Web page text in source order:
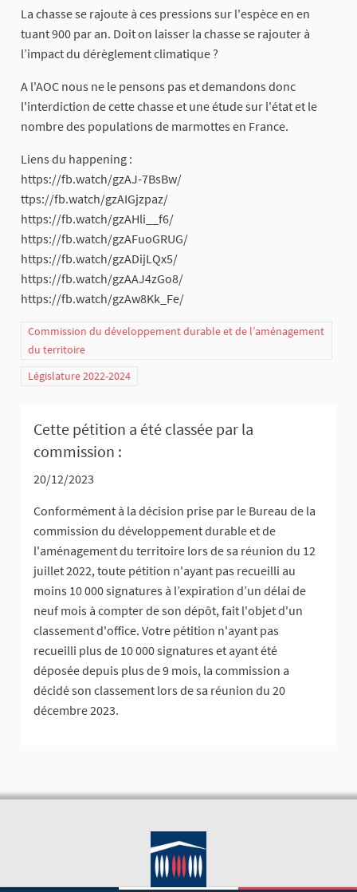
La chasse se rajoute à ces pressions sur l'espèce en en
tuant 900 par an. Doit on laisser la chasse se rajouter à
l’impact du dérèglement climatique ?
A l'AOC nous ne le pensons pas et demandons donc
l'interdiction de cette chasse et une étude sur l'état et le
nombre des populations de marmottes en France.
Liens du happening :
https://fb.watch/gzAJ-7BsBw/
ttps://fb.watch/gzAIGjzpaz/
https://fb.watch/gzAHli__f6/
https://fb.watch/gzAFuoGRUG/
https://fb.watch/gzADijLQx5/
https://fb.watch/gzAAJ4zGo8/
https://fb.watch/gzAw8Kk_Fe/
Commission du développement durable et de l’aménagement
du territoire
Législature 2022-2024
Cette pétition a été classée par la
commission :
20/12/2023
Conformément à la décision prise par le Bureau de la
commission du développement durable et de
l'aménagement du territoire lors de sa réunion du 12
juillet 2022, toute pétition n'ayant pas recueilli au
moins 10 000 signatures à l’expiration d’un délai de
neuf mois à compter de son dépôt, fait l'objet d'un
classement d'office. Votre pétition n'ayant pas
recueilli plus de 10 000 signatures et ayant été
déposée depuis plus de 9 mois, la commission a
décidé son classement lors de sa réunion du 20
décembre 2023.